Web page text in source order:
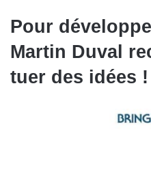
Pour
Martin Duval
tuer des idées !